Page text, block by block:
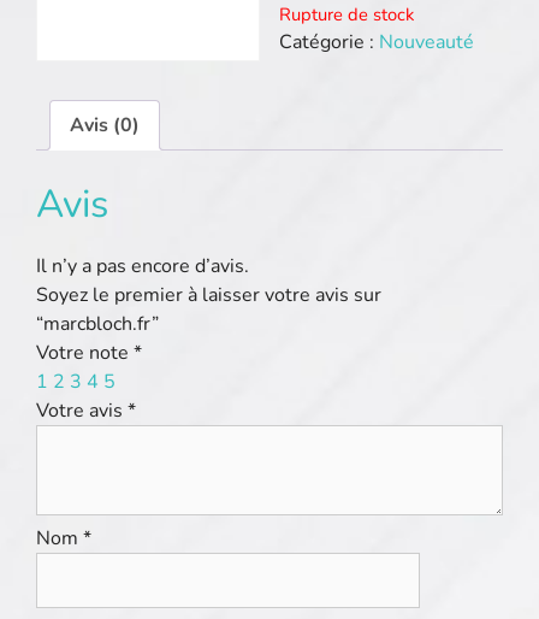
Rupture de stock
Catégorie : Nouveauté
Avis (0)
Avis
Il n’y a pas encore d’avis.
Soyez le premier à laisser votre avis sur
“marcbloch.fr”
Votre note *
1 2 3 4 5
Votre avis *
Nom *